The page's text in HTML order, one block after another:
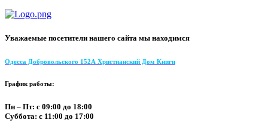
Уважаемые посетители нашего сайта мы находимся
Одесса Добровольского 152А Христианский Дом Книги
График работы:
Пн – Пт: с 09:00 до 18:00
Суббота: с 11:00 до 17:00